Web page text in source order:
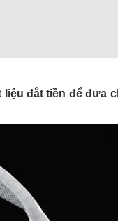
đắt tiền để đưa